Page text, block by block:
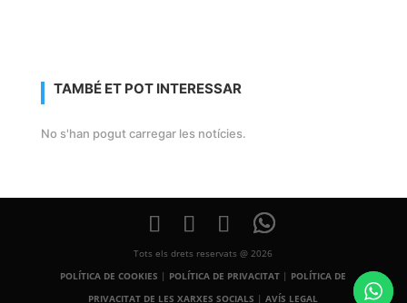
TAMBÉ ET POT INTERESSAR
No s'han pogut carregar les notícies.
Tots els drets reservats @ 2026
POLÍTICA DE COOKIES | POLÍTICA DE PRIVACITAT | POLÍTICA DE
PRIVACITAT DE LES XARXES SOCIALS |AVÍS LEGAL